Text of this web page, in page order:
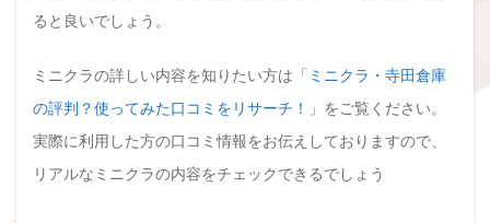
ると良いでしょう。
ミニクラの詳しい内容を知りたい方は「 ミニクラ・寺田倉庫
の評判？使ってみた口コミをリサーチ！
」をご覧ください。
実際に利用した方の口コミ情報をお伝えしておりますので、
リアルなミニクラの内容をチェックできるでしょう